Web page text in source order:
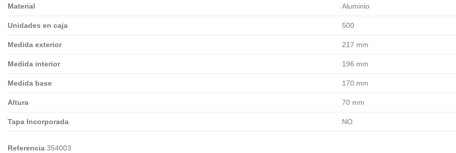
Material Aluminio
Unidades en caja 500
Medida exterior 217 mm
Medida interior 196 mm
Medida base 170 mm
Altura 70 mm
Tapa Incorporada NO
Referencia 354003